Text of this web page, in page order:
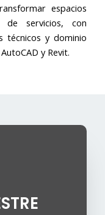
espacios
de servicios, con
técnicos y dominio
y Revit.